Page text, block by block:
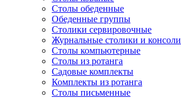
Столы обеденные
Обеденные группы
Столики сервировочные
Журнальные столики и консоли
Столы компьютерные
Столы из ротанга
Садовые комплекты
Комплекты из ротанга
Столы письменные